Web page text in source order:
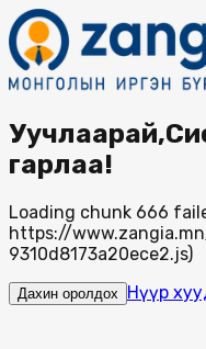
гарлаа!
Loading chunk 666
https://
9310d8173a20ece2.js)
Дахин оролдох Нүүр